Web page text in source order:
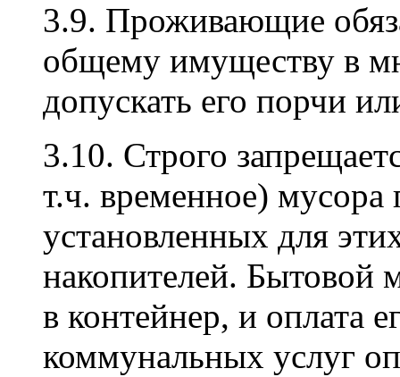
3.9. Проживающие
общему имуществу в
допускать его порчи
3.10. Строго
т.ч. временное) мусора
установленных для
накопителей. Бытовой
в контейнер, и оплата
коммунальных услуг